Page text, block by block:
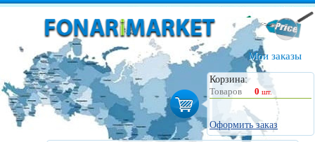
Мои заказы
Корзина:
Товаров
0 шт.
Оформить заказ